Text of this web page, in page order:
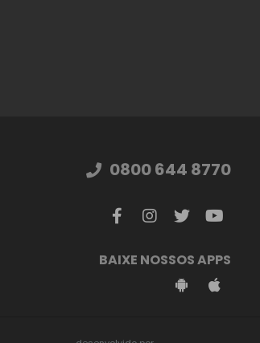
0800 644 8770
BAIXE NOSSOS APPS